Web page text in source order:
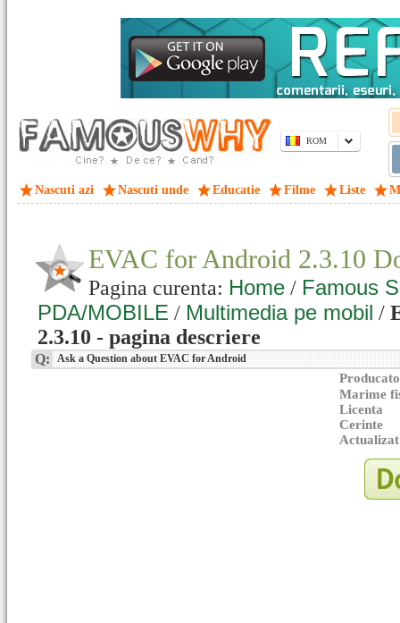
ROM
Nascuti azi Nascuti unde Educatie Filme Liste
EVAC for Android 2.3.10
Pagina curenta: Home / Famous
PDA/MOBILE / Multimedia pe mobil /
2.3.10 - pagina descriere
Q: Ask a Question about EVAC for Android
Marime
Licenta
Cerinte